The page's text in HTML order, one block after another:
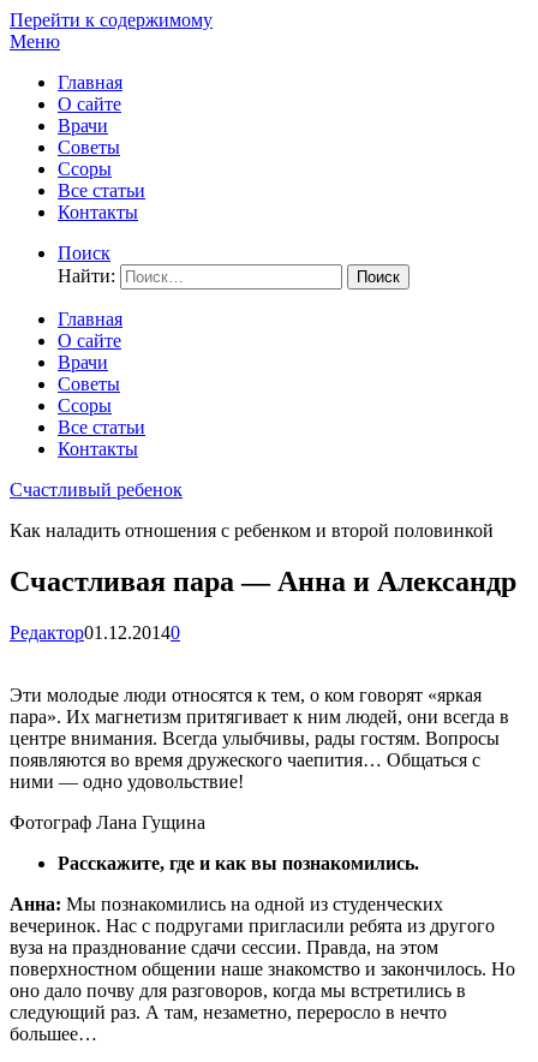
Перейти к содержимому
Меню
Главная
О сайте
Врачи
Советы
Ссоры
Все статьи
Контакты
Поиск
Найти:
Главная
О сайте
Врачи
Советы
Ссоры
Все статьи
Контакты
Счастливый ребенок
Как наладить отношения с ребенком и второй половинкой
Счастливая пара — Анна и Александр
Редактор01.12.20140
Эти молодые люди относятся к тем, о ком говорят «яркая
пара». Их магнетизм притягивает к ним людей, они всегда в
центре внимания. Всегда улыбчивы, рады гостям. Вопросы
появляются во время дружеского чаепития… Общаться с
ними — одно удовольствие!
Фотограф Лана Гущина
Расскажите, где и как вы познакомились.
Анна: Мы познакомились на одной из студенческих
вечеринок. Нас с подругами пригласили ребята из другого
вуза на празднование сдачи сессии. Правда, на этом
поверхностном общении наше знакомство и закончилось. Но
оно дало почву для разговоров, когда мы встретились в
следующий раз. А там, незаметно, переросло в нечто
большее…